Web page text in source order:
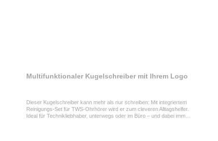
Multifunktionaler Kugelschreiber mit Ihrem Logo
Dieser Kugelschreiber kann mehr als nur schreiben: Mit integriertem
Reinigungs-Set für TWS-Ohrhörer wird er zum cleveren Alltagshelfer.
Ideal für Technikliebhaber, unterwegs oder im Büro – und dabei immer